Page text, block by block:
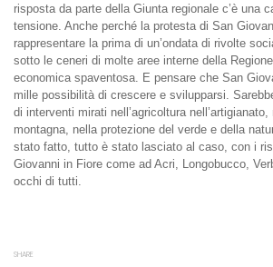
risposta da parte della Giunta regionale c’è una
tensione. Anche perché la protesta di San
rappresentare la prima di un’ondata di rivolte
sotto le ceneri di molte aree interne della
economica spaventosa. E pensare che San
mille possibilità di crescere e svilupparsi.
di interventi mirati nell’agricoltura
montagna, nella protezione del verde e della
stato fatto, tutto è stato lasciato al caso, con i
Giovanni in Fiore come ad Acri, Longobucco,
occhi di tutti.
SHARE